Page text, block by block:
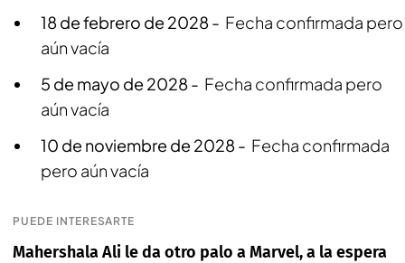
18 de febrero de 2028 - Fecha confirmada pero
aún vacía
5 de mayo de 2028 - Fecha confirmada pero
aún vacía
10 de noviembre de 2028 - Fecha confirmada
pero aún vacía
PUEDE INTERESARTE
Mahershala Ali le da otro palo a Marvel, a la espera